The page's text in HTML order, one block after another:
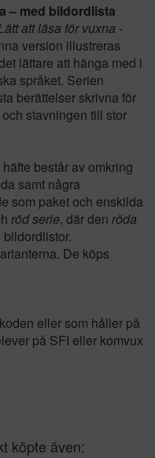
– med bildordlista
att läsa för vuxna -
version illustreras
lättare att hänga med i
språket. Serien
berättelser skrivna för
stavningen till stor
består av omkring
samt några
som paket och enskilda
röd serie, där den röda
De köps
eller som håller på
på SFI eller komvux
köpte även: